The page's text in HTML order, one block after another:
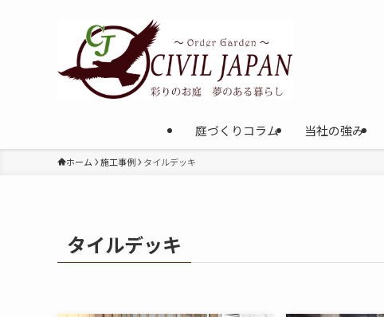
庭づくりコラム 当社の強み
ホーム 施工事例 タイルデッキ
タイルデッキ